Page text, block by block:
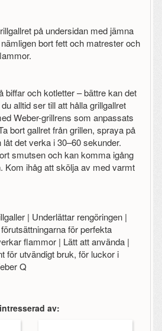
på undersidan med jämna
bort fett och matrester och
biffar och kotletter – bättre kan det
alltid ser till att hålla grillgallret
Weber-grillrens som anpassats
bort gallret från grillen, spraya på
det verka i 30–60 sekunder.
smutsen och kan komma igång
Kom ihåg att skölja av med varmt
| Underlättar rengöringen |
för perfekta
flammor | Lätt att använda |
för utvändigt bruk, för luckor i
Q
av: